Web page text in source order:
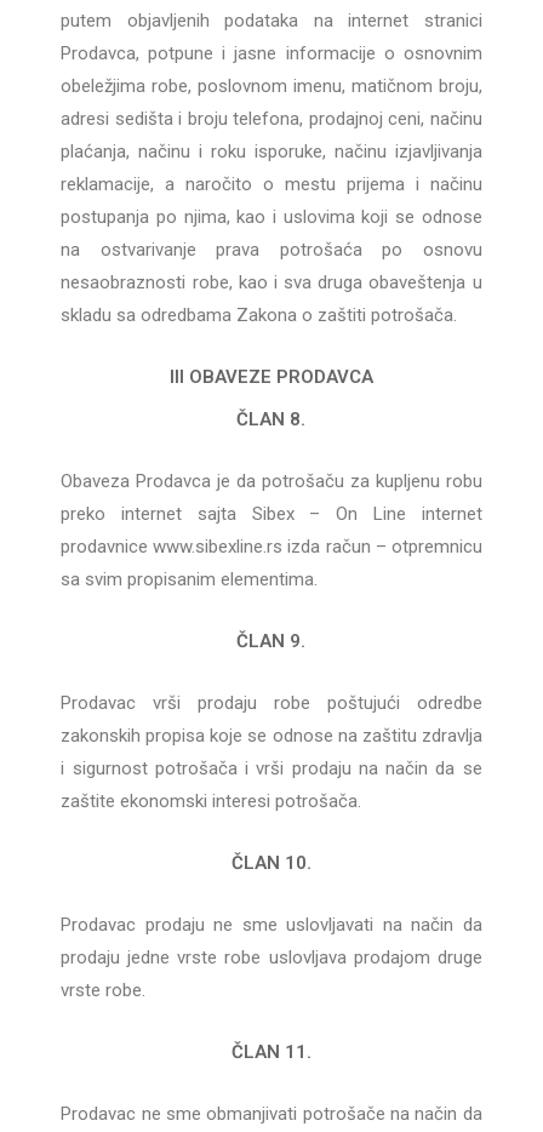
putem objavljenih podataka na internet stranici
Prodavca, potpune i jasne informacije o osnovnim
obeležjima robe, poslovnom imenu, matičnom broju,
adresi sedišta i broju telefona, prodajnoj ceni, načinu
plaćanja, načinu i roku isporuke, načinu izjavljivanja
reklamacije, a naročito o mestu prijema i načinu
postupanja po njima, kao i uslovima koji se odnose
na ostvarivanje prava potrošaća po osnovu
nesaobraznosti robe, kao i sva druga obaveštenja u
skladu sa odredbama Zakona o zaštiti potrošača.
III OBAVEZE PRODAVCA
ČLAN 8.
Obaveza Prodavca je da potrošaču za kupljenu robu
preko internet sajta Sibex – On Line internet
prodavnice www.sibexline.rs izda račun – otpremnicu
sa svim propisanim elementima.
ČLAN 9.
Prodavac vrši prodaju robe poštujući odredbe
zakonskih propisa koje se odnose na zaštitu zdravlja
i sigurnost potrošača i vrši prodaju na način da se
zaštite ekonomski interesi potrošača.
ČLAN 10.
Prodavac prodaju ne sme uslovljavati na način da
prodaju jedne vrste robe uslovljava prodajom druge
vrste robe.
ČLAN 11.
Prodavac ne sme obmanjivati potrošače na način da